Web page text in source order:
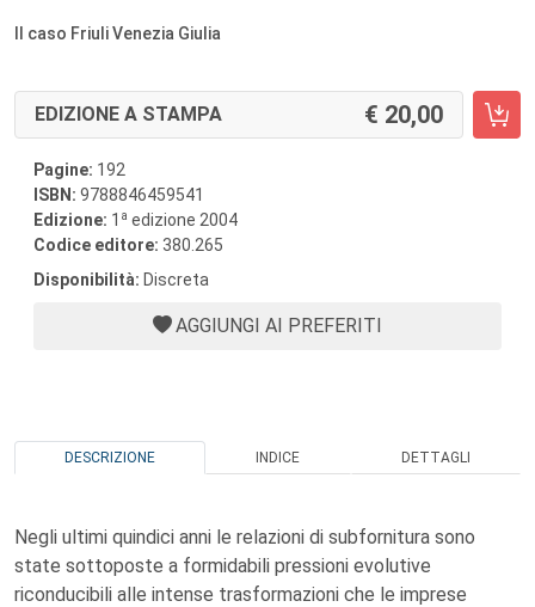
Il caso Friuli Venezia Giulia
EDIZIONE A STAMPA 20,00
Pagine: 192
ISBN: 9788846459541
Edizione: 1 a edizione 2004
Codice editore: 380.265
Disponibilità: Discreta
AGGIUNGI AI PREFERITI
DESCRIZIONE INDICE DETTAGLI
Negli ultimi quindici anni le relazioni di subfornitura sono
state sottoposte a formidabili pressioni evolutive
riconducibili alle intense trasformazioni che le imprese